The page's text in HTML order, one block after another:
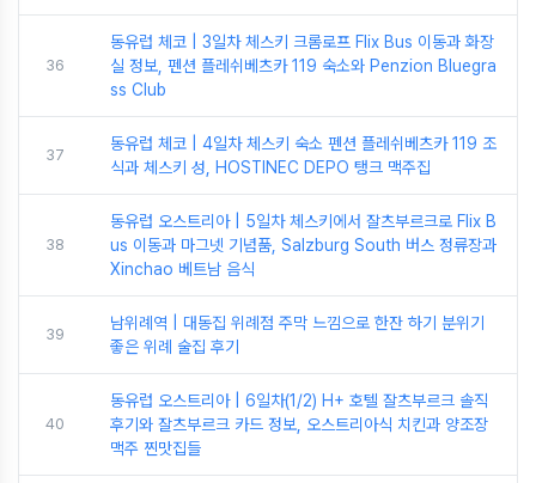
36
동유럽 체코 | 3일차 체스키 크롬로프 Flix Bus 이동과 화장
실 정보, 펜션 플레쉬베츠카 119 숙소와 Penzion Bluegra
ss Club
37
동유럽 체코 | 4일차 체스키 숙소 펜션 플레쉬베츠카 119 조
식과 체스키 성, HOSTINEC DEPO 탱크 맥주집
38
동유럽 오스트리아 | 5일차 체스키에서 잘츠부르크로 Flix B
us 이동과 마그넷 기념품, Salzburg South 버스 정류장과
Xinchao 베트남 음식
39
남위례역 | 대동집 위례점 주막 느낌으로 한잔 하기 분위기
좋은 위례 술집 후기
40
동유럽 오스트리아 | 6일차(1/2) H+ 호텔 잘츠부르크 솔직
후기와 잘츠부르크 카드 정보, 오스트리아식 치킨과 양조장
맥주 찐맛집들